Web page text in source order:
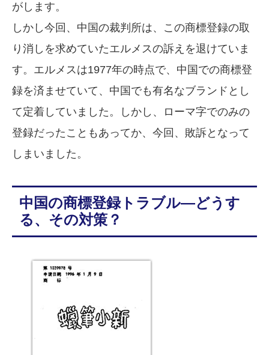
がします。
しかし今回、中国の裁判所は、この商標登録の取
り消しを求めていたエルメスの訴えを退けていま
す。エルメスは1977年の時点で、中国での商標登
録を済ませていて、中国でも有名なブランドとし
て定着していました。しかし、ローマ字でのみの
登録だったこともあってか、今回、敗訴となって
しまいました。
中国の商標登録トラブル—どうす
る、その対策？